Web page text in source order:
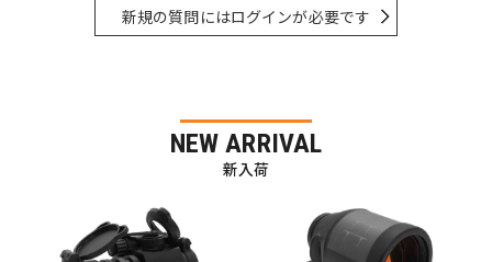
新規の質問にはログインが必要です
NEW ARRIVAL
新入荷